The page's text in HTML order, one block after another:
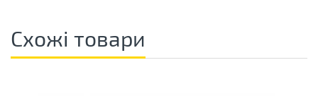
Схожі товари